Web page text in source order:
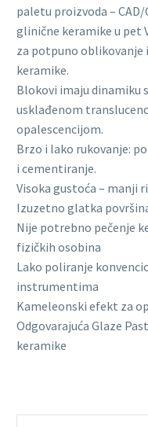
paletu proizvoda –
glinične keramike u pet
za potpuno oblikovanje
keramike.
Blokovi imaju dinamiku
usklađenom
opalescencijom.
Brzo i lako rukovanje:
i cementiranje.
Visoka gustoća – manji
Izuzetno glatka
Nije potrebno pečenje
fizičkih osobina
Lako poliranje
instrumentima
Kameleonski efekt za
Odgovarajuća Glaze
keramike